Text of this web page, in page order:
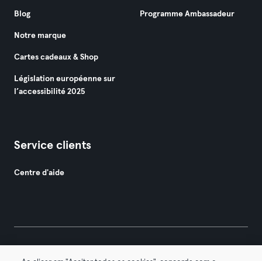
Blog
Notre marque
Cartes cadeaux & Shop
Législation européenne sur
l’accessibilité 2025
Programme Ambassadeur
Service clients
Centre d'aide